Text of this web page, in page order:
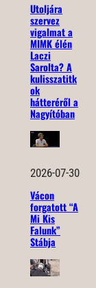
Utoljára
szervez
vigalmat a
MIMK élén
Laczi
Sarolta? A
kulisszatitk
ok
hátteréről a
Nagyítóban
2026-07-30
Vácon
forgatott “A
Mi Kis
Falunk”
Stábja